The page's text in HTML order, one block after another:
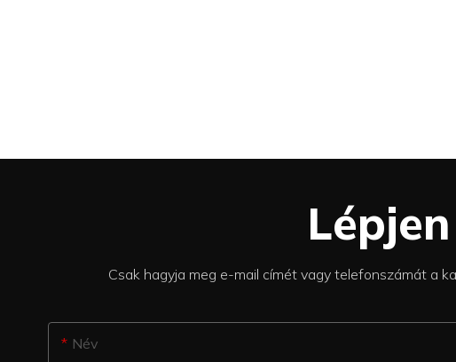
Csak hagyja meg e-mail címét vagy telefonszámát a
Név